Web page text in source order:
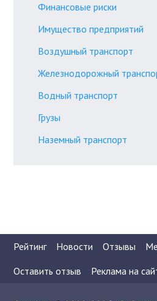
Финансовые риски
Имущество предприятий
Воздушный транспорт
Железнодорожный
Водный транспорт
Грузы
Наземный транспорт
Рейтинг Новости Отзывы
Оставить отзыв
Реклама на